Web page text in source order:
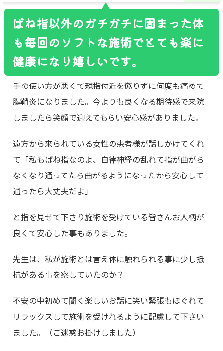
ばね指以外のガチガチに固まった体
も毎回のソフトな施術でとても楽に
健康になり嬉しいです。
手の使い方が悪くて親指付近を懲りずに何度も痛めて
腱鞘炎になりました。今よりも良くなる期待感で来院
しましたら笑顔で迎えてもらい安心感がありました。
遠方から来られている女性の患者様が話しかけてくれ
て「私もばね指なのよ、自律神経の乱れて指が曲がら
なくなり通ってたら曲がるようになったから安心して
通ったら大丈夫だよ」
と指を見せて下さり施術を受けている皆さんお人柄が
良くて安心した事もありました。
先生は、私が施術とは言え体に触れられる事に少し抵
抗がある事を察していたのか？
不安の中初めて聞く楽しいお話に笑い緊張もほぐれて
リラックスして施術を受けれるように配慮して下さい
ました。（ご迷惑お掛けしました）